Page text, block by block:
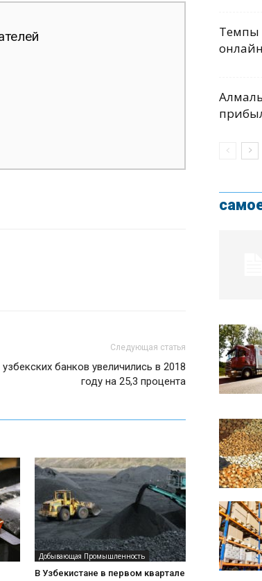
Следующая статья
банков увеличились в 2018
году на 25,3 процента
Добывающая Промышленность
В Узбекистане в первом квартале
Темпы